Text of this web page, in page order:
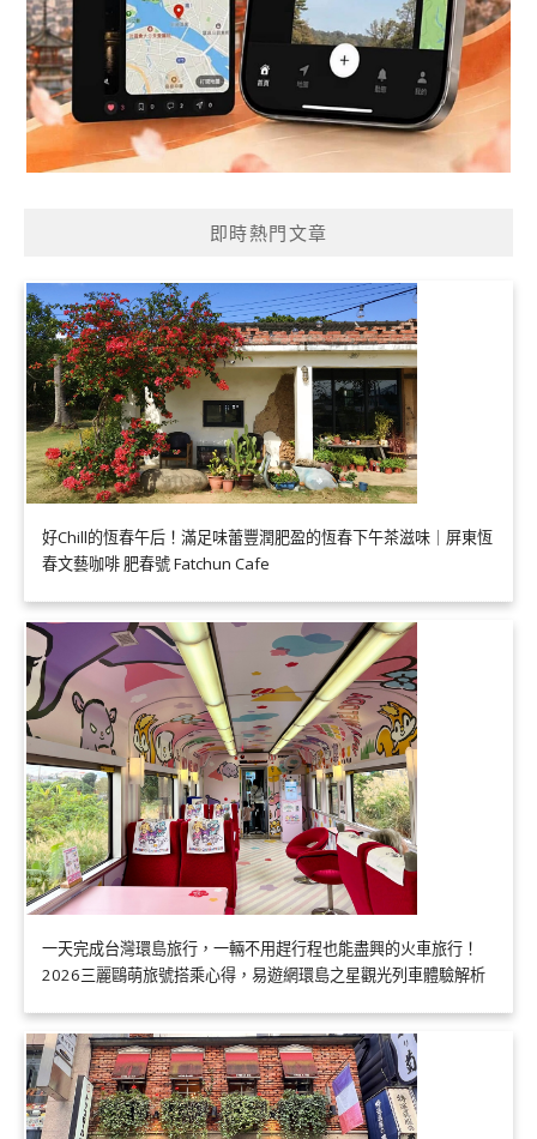
即時熱門文章
好Chill的恆春午后！滿足味蕾豐潤肥盈的恆春下午茶滋味｜屏東恆
春文藝咖啡 肥春號 Fatchun Cafe
一天完成台灣環島旅行，一輛不用趕行程也能盡興的火車旅行！
2026三麗鷗萌旅號搭乘心得，易遊網環島之星觀光列車體驗解析